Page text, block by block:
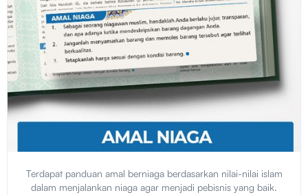
Terdapat panduan amal berniaga berdasarkan nilai-nilai islam
dalam menjalankan niaga agar menjadi pebisnis yang baik.